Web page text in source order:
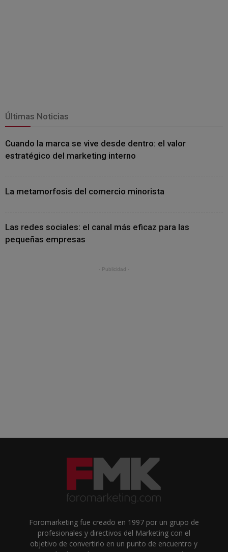
Últimas Noticias
Cuando la marca se vive desde dentro: el valor
estratégico del marketing interno
La metamorfosis del comercio minorista
Las redes sociales: el canal más eficaz para las
pequeñas empresas
- Publicidad -
Foromarketing fue creado en 1997 por un grupo de
profesionales y directivos del Marketing con el
objetivo de convertirlo en un punto de encuentro y